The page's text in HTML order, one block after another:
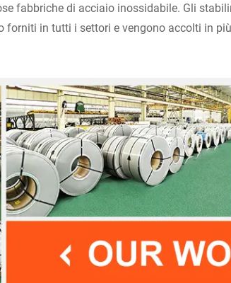
fabbriche di acciaio inossidabile. Gli
forniti in tutti i settori e vengono accolti in